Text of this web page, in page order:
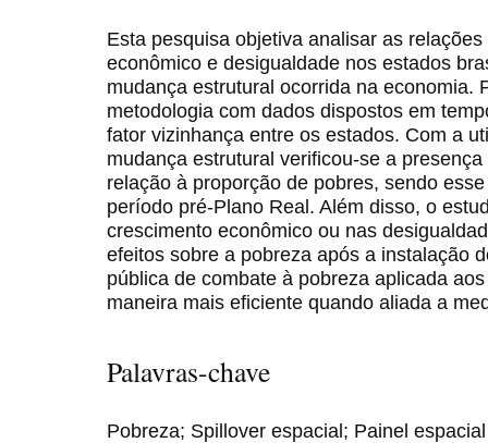
Esta pesquisa objetiva analisar as
econômico e desigualdade nos estados
mudança estrutural ocorrida na economia.
metodologia com dados dispostos em
fator vizinhança entre os estados. Com a
mudança estrutural verificou-se a
relação à proporção de pobres, sendo
período pré-Plano Real. Além disso, o
crescimento econômico ou nas
efeitos sobre a pobreza após a instalação
pública de combate à pobreza aplicada
maneira mais eficiente quando aliada a
Palavras-chave
Pobreza; Spillover espacial; Painel espacial